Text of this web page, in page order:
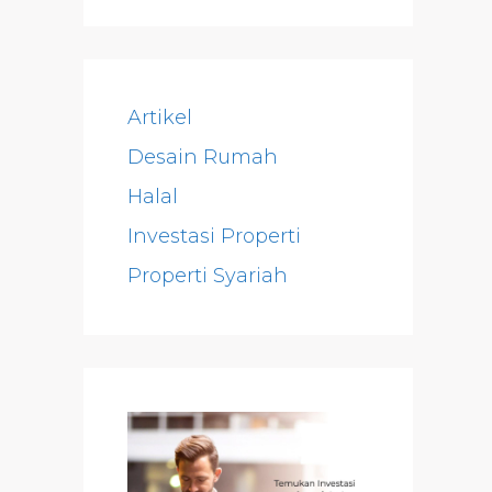
Artikel
Desain Rumah
Halal
Investasi Properti
Properti Syariah